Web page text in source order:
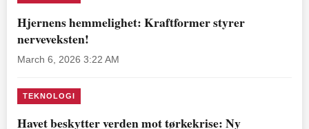
Hjernens hemmelighet: Kraftformer styrer
nerveveksten!
March 6, 2026 3:22 AM
TEKNOLOGI
Havet beskytter verden mot tørkekrise: Ny